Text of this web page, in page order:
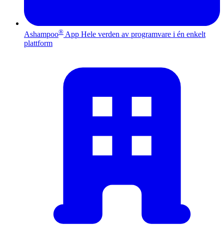
Ashampoo® App Hele verden av programvare i én enkelt
plattform